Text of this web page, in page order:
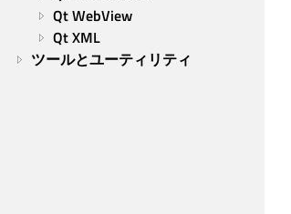
Qt WebView
Qt XML
ツールとユーティリティ